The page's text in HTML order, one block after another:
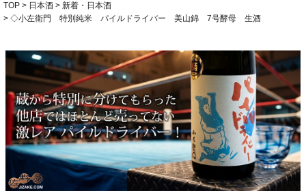
TOP 日本酒
新着・日本酒
◇小左衛門 特別純米 パイルドライバー 美山錦 7号酵母 生酒